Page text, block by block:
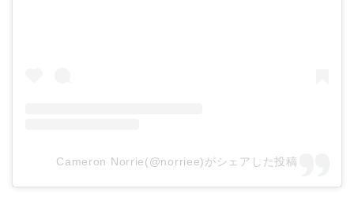
Cameron Norrie(@norriee)がシェアした投稿